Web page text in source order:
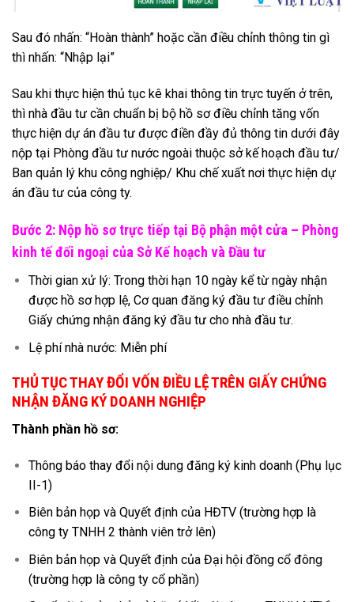
Sau đó nhấn: “Hoàn thành” hoặc cần điều chỉnh thông tin gì
thì nhấn: “Nhập lại”
Sau khi thực hiện thủ tục kê khai thông tin trực tuyến ở trên,
thì nhà đầu tư cần chuẩn bị bộ hồ sơ điều chỉnh tăng vốn
thực hiện dự án đầu tư được điền đầy đủ thông tin dưới đây
nộp tại Phòng đầu tư nước ngoài thuộc sở kế hoạch đầu tư/
Ban quản lý khu công nghiệp/ Khu chế xuất nơi thực hiện dự
án đầu tư của công ty.
Bước 2: Nộp hồ sơ trực tiếp tại Bộ phận một cửa – Phòng
kinh tế đối ngoại của Sở Kế hoạch và Đầu tư
Thời gian xử lý: Trong thời hạn 10 ngày kể từ ngày nhận
được hồ sơ hợp lệ, Cơ quan đăng ký đầu tư điều chỉnh
Giấy chứng nhận đăng ký đầu tư cho nhà đầu tư.
Lệ phí nhà nước: Miễn phí
THỦ TỤC THAY ĐỔI VỐN ĐIỀU LỆ TRÊN GIẤY CHỨNG
NHẬN ĐĂNG KÝ DOANH NGHIỆP
Thành phần hồ sơ:
Thông báo thay đổi nội dung đăng ký kinh doanh (Phụ lục
II-1)
Biên bản họp và Quyết định của HĐTV (trường hợp là
công ty TNHH 2 thành viên trở lên)
Biên bản họp và Quyết định của Đại hội đồng cổ đông
(trường hợp là công ty cổ phần)